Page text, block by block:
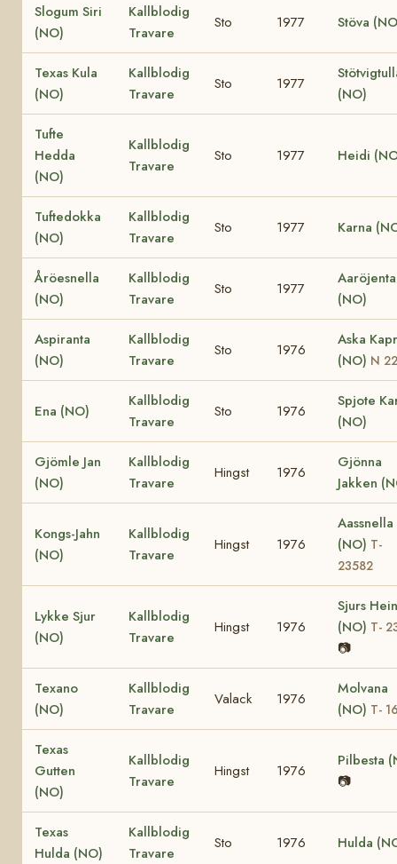
Slogum Siri
(NO)
Kallblodig
Travare
Sto 1977 Stöva
Texas Kula
(NO)
Kallblodig
Travare
Sto 1977
(NO)
Tufte
Hedda
(NO)
Kallblodig
Travare
Sto 1977 Heidi
Tuftedokka
(NO)
Kallblodig
Travare
Sto 1977 Karna
Åröesnella
(NO)
Kallblodig
Travare
Sto 1977
Aaröjenta
(NO)
Aspiranta
(NO)
Kallblodig
Travare
Sto 1976
Aska
(NO) N
Ena (NO)
Kallblodig
Travare
Sto 1976
Spjote
(NO)
Gjömle Jan
(NO)
Kallblodig
Travare
Hingst 1976
Gjönna
Jakken
Kongs-Jahn
(NO)
Kallblodig
Travare
Hingst 1976
Aassnella
(NO) T-
23582
Lykke Sjur
(NO)
Kallblodig
Travare
Hingst 1976
Sjurs
(NO) T-
📷
Texano
(NO)
Kallblodig
Travare
Valack 1976
Molvana
(NO) T-
Texas
Gutten
(NO)
Kallblodig
Travare
Hingst 1976
Pilbesta
📷
Texas
Hulda (NO)
Kallblodig
Travare
Sto 1976 Hulda